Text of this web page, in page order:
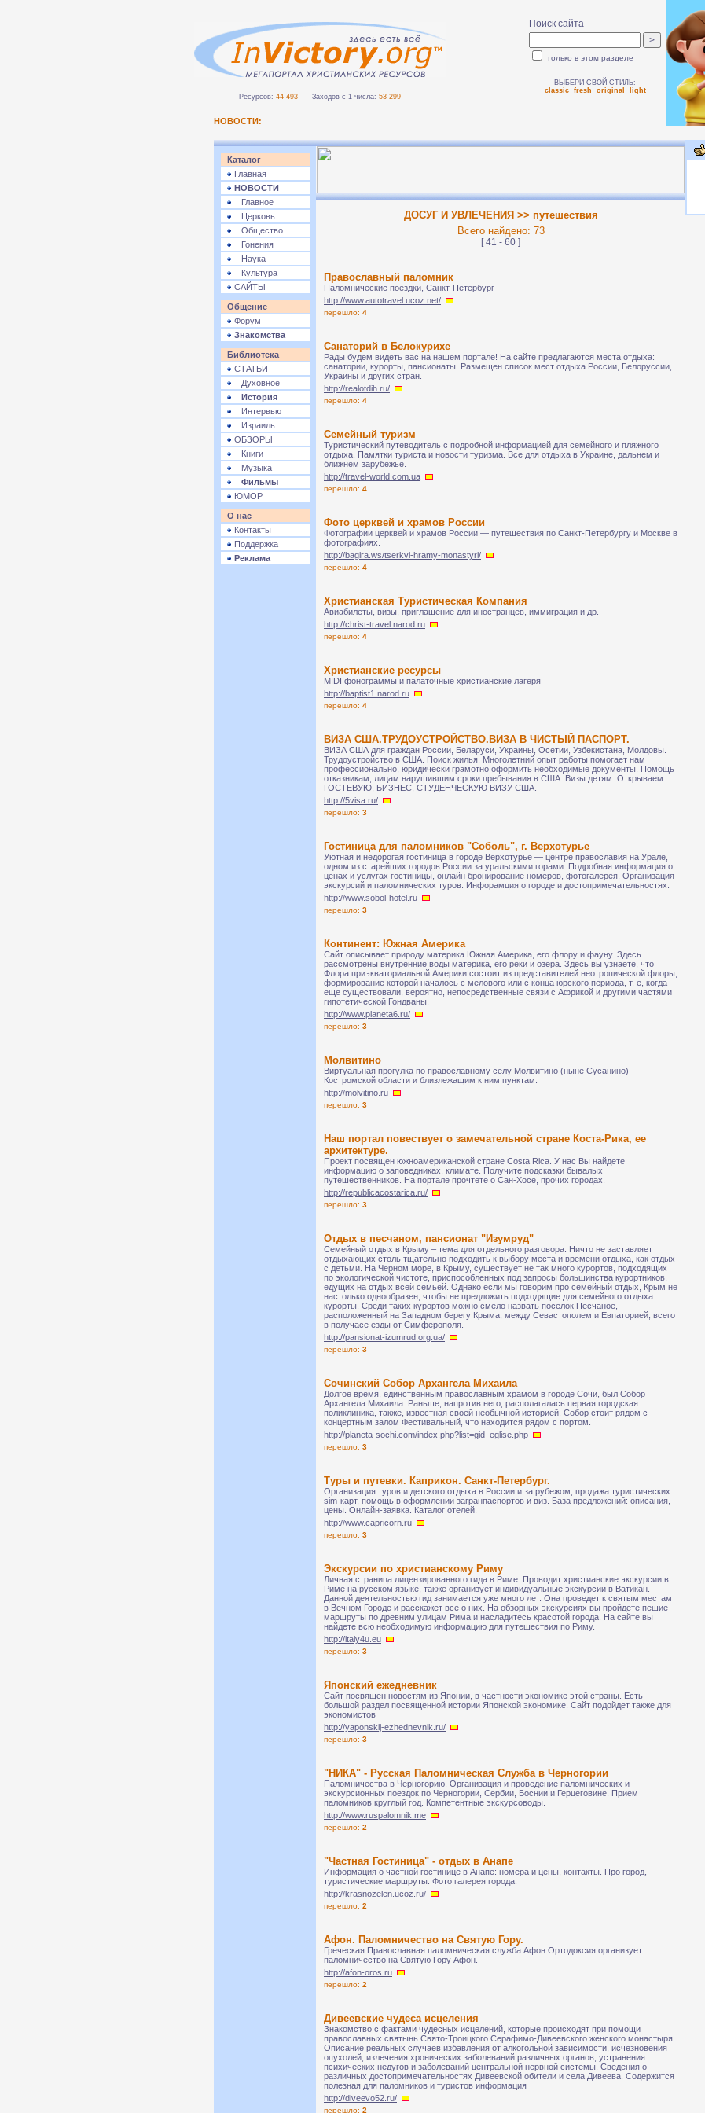
Ресурсов: 44 493 Заходов с 1 числа: 53 299
Поиск сайта
только в этом разделе
ВЫБЕРИ СВОЙ СТИЛЬ:
classic
fresh original light
НОВОСТИ:
Каталог
Главная
НОВОСТИ
Главное
Церковь
Общество
Гонения
Наука
Культура
САЙТЫ
Общение
Форум
Знакомства
Библиотека
СТАТЬИ
Духовное
История
Интервью
Израиль
ОБЗОРЫ
Книги
Музыка
Фильмы
ЮМОР
О нас
Контакты
Поддержка
Реклама
ДОСУГ И УВЛЕЧЕНИЯ >> путешествия
Всего найдено: 73
[ 41 - 60 ]
Православный паломник
Паломнические поездки, Санкт-Петербург
http://www.autotravel.ucoz.net/
перешло: 4
Санаторий в Белокурихе
Рады будем видеть вас на нашем портале! На сайте предлагаются места отдыха:
санатории, курорты, пансионаты. Размещен список мест отдыха России, Белоруссии,
Украины и других стран.
http://realotdih.ru/
перешло: 4
Семейный туризм
Туристический путеводитель с подробной информацией для семейного и пляжного
отдыха. Памятки туриста и новости туризма. Все для отдыха в Украине, дальнем и
ближнем зарубежье.
http://travel-world.com.ua
перешло: 4
Фото церквей и храмов России
Фотографии церквей и храмов России — путешествия по Санкт-Петербургу и Москве в
фотографиях.
http://bagira.ws/tserkvi-hramy-monastyri/
перешло: 4
Христианская Туристическая Компания
Авиабилеты, визы, приглашение для иностранцев, иммиграция и др.
http://christ-travel.narod.ru
перешло: 4
Христианские ресурсы
MIDI фонограммы и палаточные христианские лагеря
http://baptist1.narod.ru
перешло: 4
ВИЗА США.ТРУДОУСТРОЙСТВО.ВИЗА В ЧИСТЫЙ ПАСПОРТ.
ВИЗА США для граждан России, Беларуси, Украины, Осетии, Узбекистана, Молдовы.
Трудоустройство в США. Поиск жилья. Многолетний опыт работы помогает нам
профессионально, юридически грамотно оформить необходимые документы. Помощь
отказникам, лицам нарушившим сроки пребывания в США. Визы детям. Открываем
ГОСТЕВУЮ, БИЗНЕС, СТУДЕНЧЕСКУЮ ВИЗУ США.
http://5visa.ru/
перешло: 3
Гостиница для паломников "Соболь", г. Верхотурье
Уютная и недорогая гостиница в городе Верхотурье — центре православия на Урале,
одном из старейших городов России за уральскими горами. Подробная информация о
ценах и услугах гостиницы, онлайн бронирование номеров, фотогалерея. Организация
экскурсий и паломнических туров. Инфорамция о городе и достопримечательностях.
http://www.sobol-hotel.ru
перешло: 3
Континент: Южная Америка
Сайт описывает природу материка Южная Америка, его флору и фауну. Здесь
рассмотрены внутренние воды материка, его реки и озера. Здесь вы узнаете, что
Флора приэкваториальной Америки состоит из представителей неотропической флоры,
формирование которой началось с мелового или с конца юрского периода, т. е, когда
еще существовали, вероятно, непосредственные связи с Африкой и другими частями
гипотетической Гондваны.
http://www.planeta6.ru/
перешло: 3
Молвитино
Виртуальная прогулка по православному селу Молвитино (ныне Сусанино)
Костромской области и близлежащим к ним пунктам.
http://molvitino.ru
перешло: 3
Наш портал повествует о замечательной стране Коста-Рика, ее
архитектуре.
Проект посвящен южноамериканской стране Costa Rica. У нас Вы найдете
информацию о заповедниках, климате. Получите подсказки бывалых
путешественников. На портале прочтете о Сан-Хосе, прочих городах.
http://republicacostarica.ru/
перешло: 3
Отдых в песчаном, пансионат "Изумруд"
Семейный отдых в Крыму – тема для отдельного разговора. Ничто не заставляет
отдыхающих столь тщательно подходить к выбору места и времени отдыха, как отдых
с детьми. На Черном море, в Крыму, существует не так много курортов, подходящих
по экологической чистоте, приспособленных под запросы большинства курортников,
едущих на отдых всей семьей. Однако если мы говорим про семейный отдых, Крым не
настолько однообразен, чтобы не предложить подходящие для семейного отдыха
курорты. Среди таких курортов можно смело назвать поселок Песчаное,
расположенный на Западном берегу Крыма, между Севастополем и Евпаторией, всего
в получасе езды от Симферополя.
http://pansionat-izumrud.org.ua/
перешло: 3
Сочинский Собор Архангела Михаила
Долгое время, единственным православным храмом в городе Сочи, был Собор
Архангела Михаила. Раньше, напротив него, располагалась первая городская
поликлиника, также, известная своей необычной историей. Собор стоит рядом с
концертным залом Фестивальный, что находится рядом с портом.
http://planeta-sochi.com/index.php?list=gid_eglise.php
перешло: 3
Туры и путевки. Каприкон. Санкт-Петербург.
Организация туров и детского отдыха в России и за рубежом, продажа туристических
sim-карт, помощь в оформлении загранпаспортов и виз. База предложений: описания,
цены. Онлайн-заявка. Каталог отелей.
http://www.capricorn.ru
перешло: 3
Экскурсии по христианскому Риму
Личная страница лицензированного гида в Риме. Проводит христианские экскурсии в
Риме на русском языке, также организует индивидуальные экскурсии в Ватикан.
Данной деятельностью гид занимается уже много лет. Она проведет к святым местам
в Вечном Городе и расскажет все о них. На обзорных экскурсиях вы пройдете пешие
маршруты по древним улицам Рима и насладитесь красотой города. На сайте вы
найдете всю необходимую информацию для путешествия по Риму.
http://italy4u.eu
перешло: 3
Японский ежедневник
Сайт посвящен новостям из Японии, в частности экономике этой страны. Есть
большой раздел посвященной истории Японской экономике. Сайт подойдет также для
экономистов
http://yaponskij-ezhednevnik.ru/
перешло: 3
"НИКА" - Русская Паломническая Служба в Черногории
Паломничества в Черногорию. Организация и проведение паломнических и
экскурсионных поездок по Черногории, Сербии, Боснии и Герцеговине. Прием
паломников круглый год. Компетентные экскурсоводы.
http://www.ruspalomnik.me
перешло: 2
"Частная Гостиница" - отдых в Анапе
Информация о частной гостинице в Анапе: номера и цены, контакты. Про город,
туристические маршруты. Фото галерея города.
http://krasnozelen.ucoz.ru/
перешло: 2
Афон. Паломничество на Святую Гору.
Греческая Православная паломническая служба Афон Ортодоксия организует
паломничество на Святую Гору Афон.
http://afon-oros.ru
перешло: 2
Дивеевские чудеса исцеления
Знакомство с фактами чудесных исцелений, которые происходят при помощи
православных святынь Свято-Троицкого Серафимо-Дивеевского женского монастыря.
Описание реальных случаев избавления от алкогольной зависимости, исчезновения
опухолей, излечения хронических заболеваний различных органов, устранения
психических недугов и заболеваний центральной нервной системы. Сведения о
различных достопримечательностях Дивеевской обители и села Дивеева. Содержится
полезная для паломников и туристов информация
http://diveevo52.ru/
перешло: 2